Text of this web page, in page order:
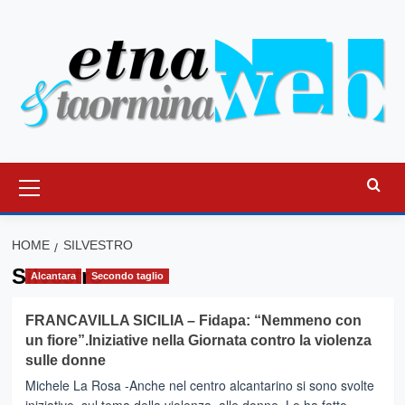
principale
HOME SILVESTRO
Silvestro
Alcantara Secondo taglio
FRANCAVILLA SICILIA – Fidapa: “Nemmeno con
un fiore”.Iniziative nella Giornata contro la violenza
sulle donne
Michele La Rosa -Anche nel centro alcantarino si sono svolte